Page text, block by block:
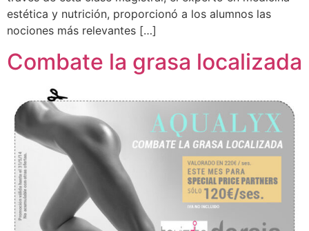
estética y nutrición, proporcionó a los alumnos las
nociones más relevantes […]
Combate la grasa localizada